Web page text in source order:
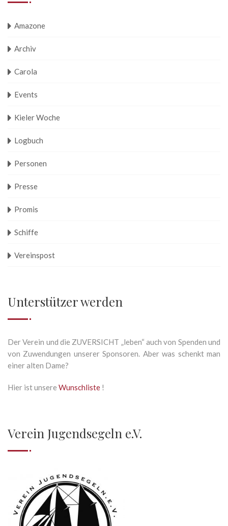
Amazone
Archiv
Carola
Events
Kieler Woche
Logbuch
Personen
Presse
Promis
Schiffe
Vereinspost
Unterstützer werden
Der Verein und die ZUVERSICHT „leben“ auch von Spenden und
von Zuwendungen unserer Sponsoren. Aber was schenkt man
einer alten Dame?
Hier ist unsere Wunschliste !
Verein Jugendsegeln e.V.